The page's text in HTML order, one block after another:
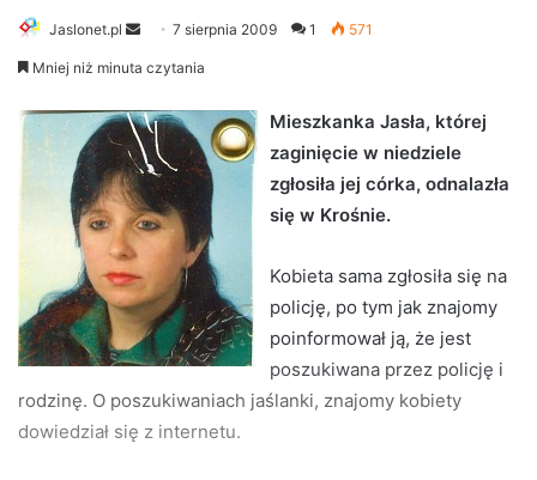
Jaslonet.pl
d
a
n
e
m
7 sierpnia 2009 1 571
Mniej niż minuta czytania
Mieszkanka Jasła, której
zaginięcie w niedziele
zgłosiła jej córka, odnalazła
się w Krośnie.
Kobieta sama zgłosiła się na
policję, po tym jak znajomy
poinformował ją, że jest
poszukiwana przez policję i
rodzinę. O poszukiwaniach jaślanki, znajomy kobiety
dowiedział się z internetu.